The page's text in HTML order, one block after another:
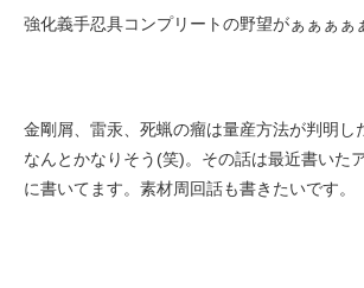
強化義手忍具コンプリートの野望がぁぁぁぁ
金剛屑、雷汞、死蝋の瘤は量産方法が判明し
なんとかなりそう(笑)。その話は最近書いた
に書いてます。素材周回話も書きたいです。